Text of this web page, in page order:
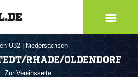
Ü32 Niedersachsen
RHADE/OLDENDORF
Zur Vereinsseite